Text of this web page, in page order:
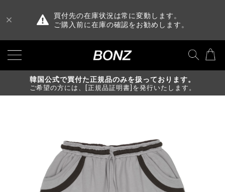
買付先の在庫状況は常に変動します。
ご購入前に在庫の確認をお勧めします。
韓国公式で買付た正規品のみを扱っております。
ご希望の方には、[正規品証明書]を発行いたします。